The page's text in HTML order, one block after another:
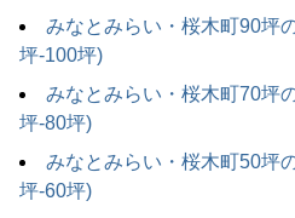
みなとみらい・桜木町90坪
坪-100坪)
みなとみらい・桜木町70坪
坪-80坪)
みなとみらい・桜木町50坪
坪-60坪)